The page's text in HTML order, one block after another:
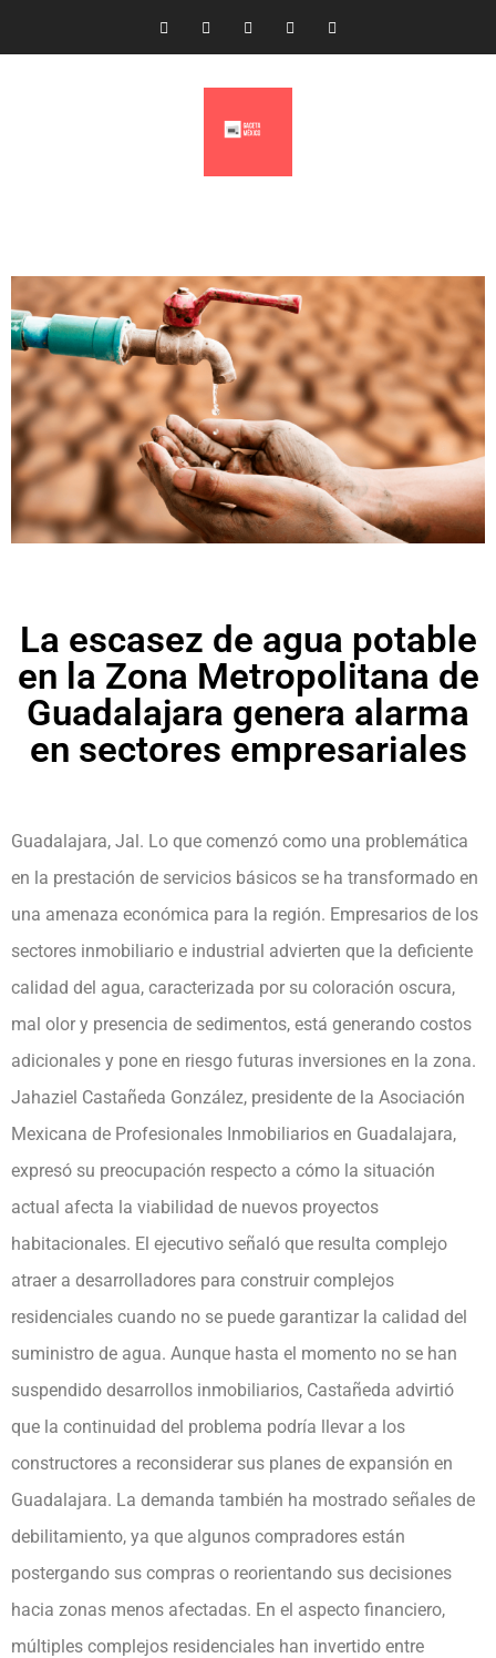
La escasez de agua potable
en la Zona Metropolitana de
Guadalajara genera alarma
en sectores empresariales
Guadalajara, Jal. Lo que comenzó como una problemática
en la prestación de servicios básicos se ha transformado en
una amenaza económica para la región. Empresarios de los
sectores inmobiliario e industrial advierten que la deficiente
calidad del agua, caracterizada por su coloración oscura,
mal olor y presencia de sedimentos, está generando costos
adicionales y pone en riesgo futuras inversiones en la zona.
Jahaziel Castañeda González, presidente de la Asociación
Mexicana de Profesionales Inmobiliarios en Guadalajara,
expresó su preocupación respecto a cómo la situación
actual afecta la viabilidad de nuevos proyectos
habitacionales. El ejecutivo señaló que resulta complejo
atraer a desarrolladores para construir complejos
residenciales cuando no se puede garantizar la calidad del
suministro de agua. Aunque hasta el momento no se han
suspendido desarrollos inmobiliarios, Castañeda advirtió
que la continuidad del problema podría llevar a los
constructores a reconsiderar sus planes de expansión en
Guadalajara. La demanda también ha mostrado señales de
debilitamiento, ya que algunos compradores están
postergando sus compras o reorientando sus decisiones
hacia zonas menos afectadas. En el aspecto financiero,
múltiples complejos residenciales han invertido entre